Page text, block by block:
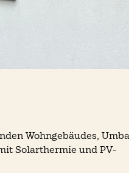
Wohngebäudes,
Solarthermie und PV-